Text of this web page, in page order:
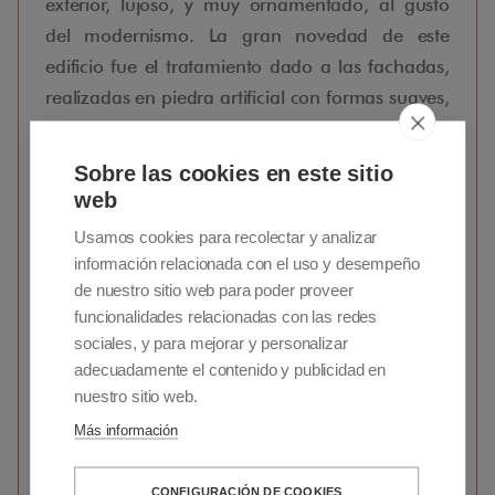
exterior, lujoso, y muy ornamentado, al gusto
del modernismo. La gran novedad de este
edificio fue el tratamiento dado a las fachadas,
realizadas en piedra artificial con formas suaves,
vegetales y orgánicas que dan una continuidad
espacial a las superficies con una decoración
que lo invade todo enlazando unos elementos
impresionante cúpula de hierro y vidrio. En el
interior sobresale la escalera principal, una
escalera imperial de perímetro circular
inspirada, como el resto de la ornamentación,
en la arquitectura modernista francesa.
Una vez hecha esta parada, nos dirigimos al
Colegio Oficial de Arquitectos de Madridque
Sobre las cookies en este sitio
web
Usamos cookies para recolectar y analizar
información relacionada con el uso y desempeño
de nuestro sitio web para poder proveer
funcionalidades relacionadas con las redes
sociales, y para mejorar y personalizar
adecuadamente el contenido y publicidad en
nuestro sitio web.
Más información
CONFIGURACIÓN DE COOKIES